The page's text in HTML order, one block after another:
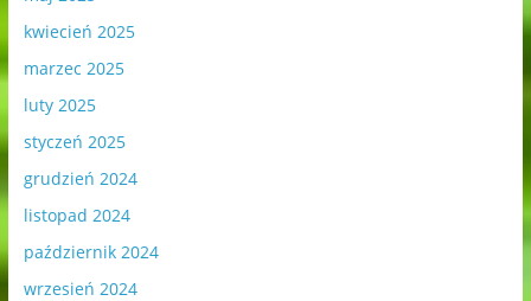
kwiecień 2025
marzec 2025
luty 2025
styczeń 2025
grudzień 2024
listopad 2024
październik 2024
wrzesień 2024